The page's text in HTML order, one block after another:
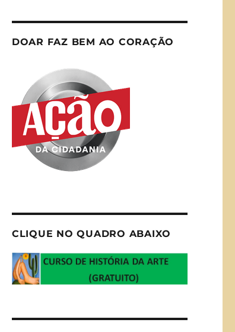
DOAR FAZ BEM AO CORAÇÃO
CLIQUE NO QUADRO ABAIXO